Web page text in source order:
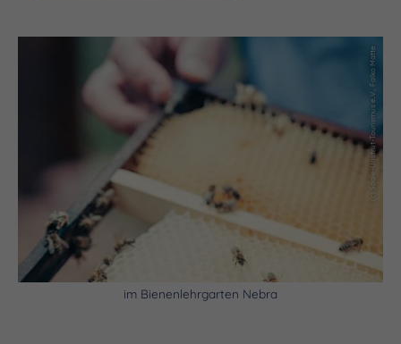
(c) Saale-Unstrut-Tourismus e.V., Falko Matte
im Bienenlehrgarten Nebra